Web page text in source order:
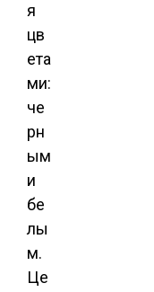
я
цв
ета
ми:
че
рн
ым
и
бе
лы
м.
Це